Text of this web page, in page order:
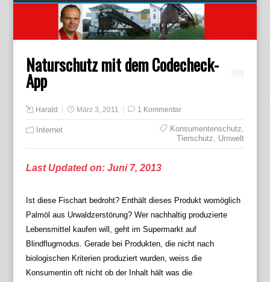
Naturschutz mit dem Codecheck-
App
Harald März 3, 2011 1 Kommentar
Internet Konsumentenschutz,
Tierschutz, Umwelt
Last Updated on: Juni 7, 2013
Ist diese Fischart bedroht? Enthält dieses Produkt womöglich
Palmöl aus Urwaldzerstörung? Wer nachhaltig produzierte
Lebensmittel kaufen will, geht im Supermarkt auf
Blindflugmodus. Gerade bei Produkten, die nicht nach
biologischen Kriterien produziert wurden, weiss die
Konsumentin oft nicht ob der Inhalt hält was die